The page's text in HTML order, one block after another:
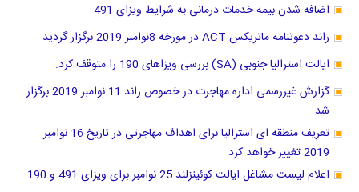
اضافه شدن بیمه خدمات درمانی به شرایط ویزای 491
راند دعوتنامه ماتریکس ACT در مورخه 8نوامبر 2019 برگزار گردید
ایالت استرالیا جنوبی (SA) بررسی ویزاهای 190 را متوقف کرد.
گزارش غیررسمی اداره مهاجرت در خصوص راند 11 نوامبر 2019 برگزار
شد
تعریف منطقه ای استرالیا برای اهداف مهاجرتی در تاریخ 16 نوامبر
2019 تغییر خواهد کرد
اعلام لیست مشاغل ایالت کوئینزلند 25 نوامبر برای ویزای 491 و 190